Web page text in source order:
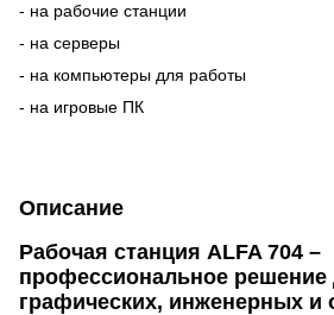
- на рабочие станции
- на серверы
- на компьютеры для работы
- на игровые ПК
Описание
Рабочая станция ALFA 704 –
профессиональное решение
графических, инженерных и